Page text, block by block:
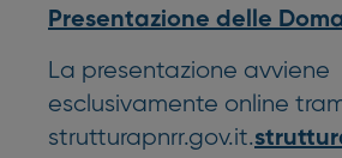
Presentazione delle
La presentazione avviene
esclusivamente online
strutturapnrr.gov.it.